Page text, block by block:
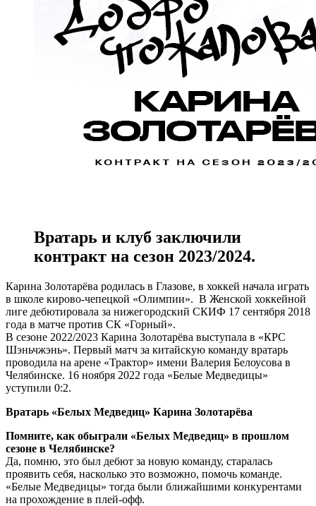
Вратарь и клуб заключили
контракт на сезон 2023/2024.
Карина Золотарёва родилась в Глазове, в хоккей начала играть
в школе кирово-чепецкой «Олимпии». В Женской хоккейной
лиге дебютировала за нижегородский СКИФ 17 сентября 2018
года в матче против СК «Горный».
В сезоне 2022/2023 Карина Золотарёва выступала в «КРС
Шэньчжэнь». Первый матч за китайскую команду вратарь
проводила на арене «Трактор» имени Валерия Белоусова в
Челябинске. 16 ноября 2022 года «Белые Медведицы»
уступили 0:2.
Вратарь «Белых Медведиц» Карина Золотарёва
Помните, как обыграли «Белых Медведиц» в прошлом
сезоне в Челябинске?
Да, помню, это был дебют за новую команду, старалась
проявить себя, насколько это возможно, помочь команде.
«Белые Медведицы» тогда были ближайшими конкурентами
на прохождение в плей-офф.